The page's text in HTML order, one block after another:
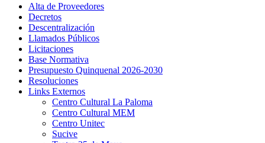
Alta de Proveedores
Decretos
Descentralización
Llamados Públicos
Licitaciones
Base Normativa
Presupuesto Quinquenal 2026-2030
Resoluciones
Links Externos
Centro Cultural La Paloma
Centro Cultural MEM
Centro Unitec
Sucive